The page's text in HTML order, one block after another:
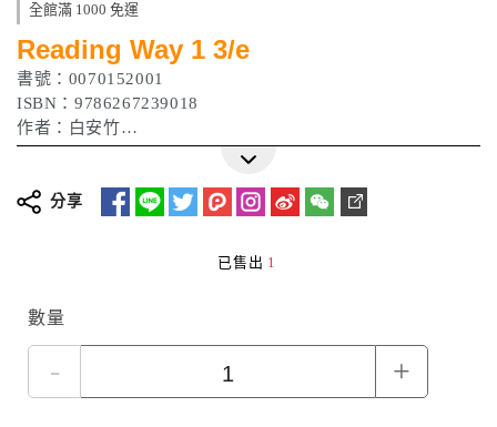
全館滿 1000 免運
Reading Way 1 3/e
書號：0070152001
ISBN：9786267239018
作者：白安竹
出版日期：2023年 05月
分享
已售出 1
數量
- +